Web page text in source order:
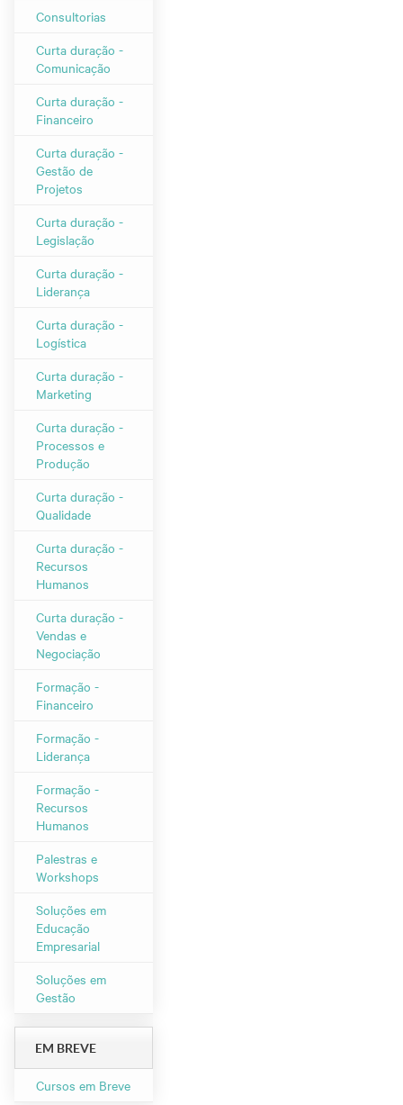
Consultorias
Curta duração -
Comunicação
Curta duração -
Financeiro
Curta duração -
Gestão de
Projetos
Curta duração -
Legislação
Curta duração -
Liderança
Curta duração -
Logística
Curta duração -
Marketing
Curta duração -
Processos e
Produção
Curta duração -
Qualidade
Curta duração -
Recursos
Humanos
Curta duração -
Vendas e
Negociação
Formação -
Financeiro
Formação -
Liderança
Formação -
Recursos
Humanos
Palestras e
Workshops
Soluções em
Educação
Empresarial
Soluções em
Gestão
EM BREVE
Cursos em Breve